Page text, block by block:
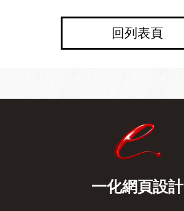
回列表頁
一化網頁設計